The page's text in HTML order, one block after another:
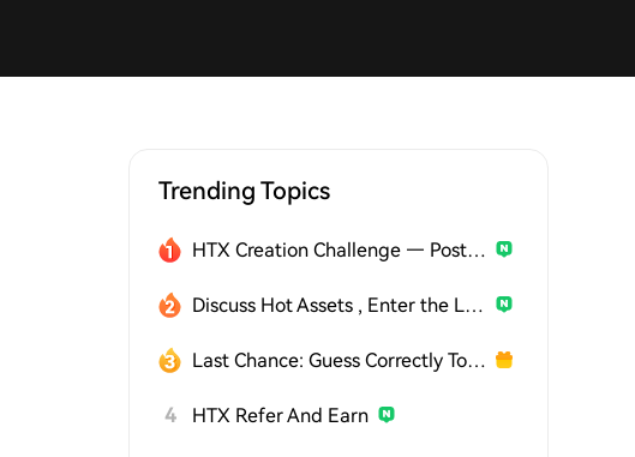
Trending Topics
HTX Creation Challenge — Post and Win 1,500U
Discuss Hot Assets , Enter the Lucky Draw
Last Chance: Guess Correctly Today and Win More
4 HTX Refer And Earn